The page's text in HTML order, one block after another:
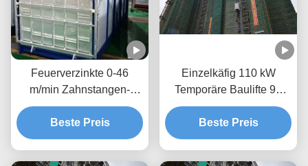
Feuerverzinkte 0-46
m/min Zahnstangen-
Bauhebemaschine für
Passagiere, farblich
angepasst
Beste Preis
Einzelkäfig 110 kW
Temporäre Baulifte 96
m/Min Bauleiterlift
Beste Preis